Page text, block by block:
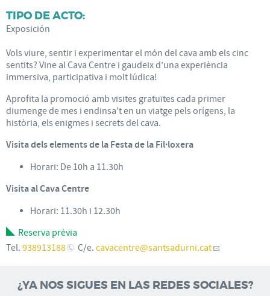
TIPO DE ACTO:
Exposición
Vols viure, sentir i experimentar el món del cava amb els cinc
sentits? Vine al Cava Centre i gaudeix d’una experiència
immersiva, participativa i molt lúdica!
Aprofita la promoció amb visites gratuïtes cada primer
diumenge de mes i endinsa't en un viatge pels orígens, la
història, els enigmes i secrets del cava.
Visita dels elements de la Festa de la Fil·loxera
Horari: De 10h a 11.30h
Visita al Cava Centre
Horari: 11.30h i 12.30h
Reserva prèvia
Tel. 938913188 C/e. cavacentre@santsadurni.cat
¿YA NOS SIGUES EN LAS REDES SOCIALES?